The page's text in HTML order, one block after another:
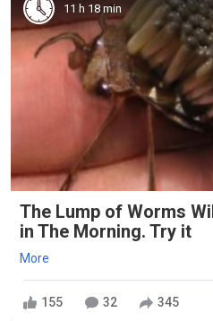
11 h 18 min
The Lump of Worms
in The Morning. Try it
More
155 32 345